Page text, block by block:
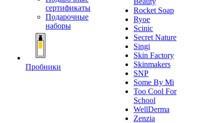
сертификаты
Подарочные
наборы
Пробники
Rocket Soap
Ryoe
Scinic
Secret Nature
Singi
Skin Factory
Skinmakers
SNP
Some By Mi
Too Cool For
School
WellDerma
Zenzia